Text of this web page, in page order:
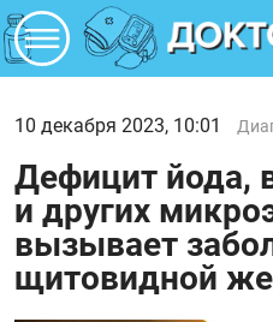
10 декабря 2023, 10:01
Дефицит йода,
и других
вызывает
щитовидной